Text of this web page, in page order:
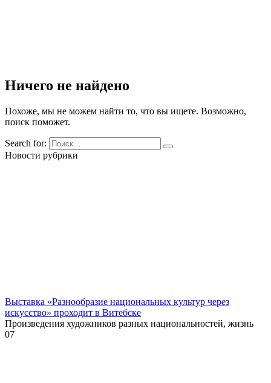
Ничего не найдено
Похоже, мы не можем найти то, что вы ищете. Возможно,
поиск поможет.
Search for:
Новости рубрики
Выставка «Разнообразие национальных культур через
искусство» проходит в Витебске
Произведения художников разных национальностей, жизнь
07